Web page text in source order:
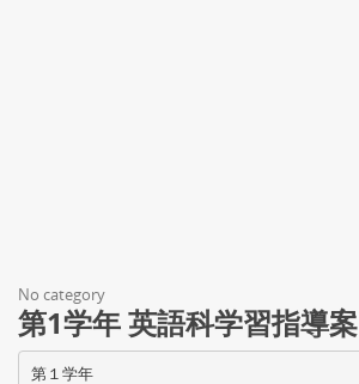
No category
第1学年 英語科学習指導案
第１学年